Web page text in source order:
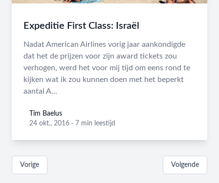
Expeditie First Class: Israël
Nadat American Airlines vorig jaar aankondigde
dat het de prijzen voor zijn award tickets zou
verhogen, werd het voor mij tijd om eens rond te
kijken wat ik zou kunnen doen met het beperkt
aantal A...
Tim Baelus
Tim Baelus
24 okt., 2016 · 7 min leestijd
Vorige Volgende